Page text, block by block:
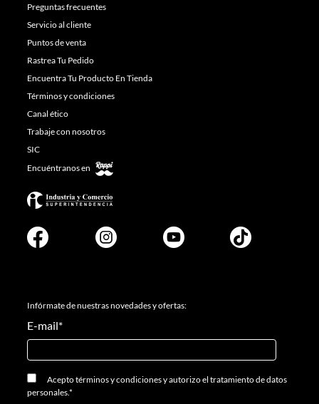
Preguntas frecuentes
Servicio al cliente
Puntos de venta
Rastrea Tu Pedido
Encuentra Tu Producto En Tienda
Términos y condiciones
Canal ético
Trabaje con nosotros
SIC
Encuéntranos en
Infórmate de nuestras novedades y ofertas:
E-mail*
Aceptotérminos y condicionesyautorizo el tratamiento de datos
personales.*